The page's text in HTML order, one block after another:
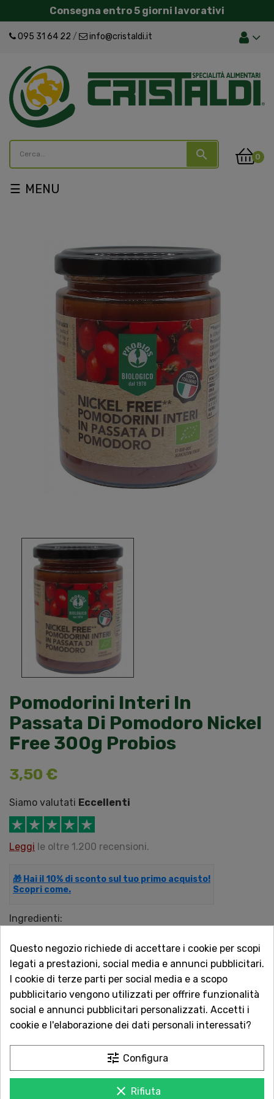
Consegna entro 5 giorni lavorativi
095 31 64 22 / info@cristaldi.it
search 0
navigazione
☰
Pomodorini Interi In
Passata Di Pomodoro Nickel
Free 300g Probios
3,50 €
Siamo valutati Eccellenti
Leggi le oltre 1.200 recensioni.
🎁 Hai il 10% di sconto sul tuo primo acquisto!
Scopri come.
Ingredienti:
*pomodoro interi, passata di pomodoro rosso.
*biologico.
QUANTITÀ
AGGIUNGI AL CARRELLO
Questo negozio richiede di accettare i cookie per scopi
legati a prestazioni, social media e annunci pubblicitari.
I cookie di terze parti per social media e a scopo
pubblicitario vengono utilizzati per offrire funzionalità
social e annunci pubblicitari personalizzati. Accetti i
cookie e l'elaborazione dei dati personali interessati?
tune Configura
clear Rifiuta